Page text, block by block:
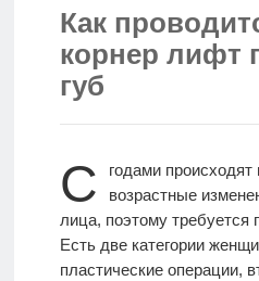
МАССАЖ
ИДЕАЛЫ
Как
корнер лифт
губ
С
годами
возрастные
лица, поэтому требуется
Есть две категории
пластические операции,